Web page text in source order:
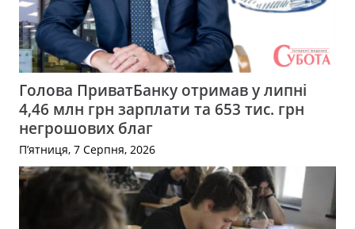
Голова ПриватБанку отримав у липні
4,46 млн грн зарплати та 653 тис. грн
негрошових благ
П’ятниця, 7 Серпня, 2026